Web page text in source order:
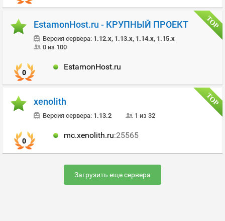
EstamonHost.ru - КРУПНЫЙ ПРОЕКТ
Версия сервера: 1.12.x, 1.13.x, 1.14.x, 1.15.x
0 из 100
0
EstamonHost.ru
xenolith
Версия сервера: 1.13.2 1 из 32
0
mc.xenolith.ru:25565
Загрузить еще сервера